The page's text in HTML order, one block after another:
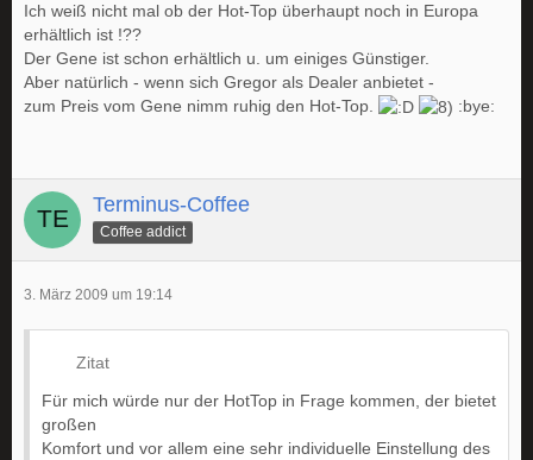
Ich weiß nicht mal ob der Hot-Top überhaupt noch in Europa
erhältlich ist !??
Der Gene ist schon erhältlich u. um einiges Günstiger.
Aber natürlich - wenn sich Gregor als Dealer anbietet -
zum Preis vom Gene nimm ruhig den Hot-Top.
:bye:
Terminus-Coffee
Coffee addict
3. März 2009 um 19:14
Zitat
Für mich würde nur der HotTop in Frage kommen, der bietet
großen
Komfort und vor allem eine sehr individuelle Einstellung des